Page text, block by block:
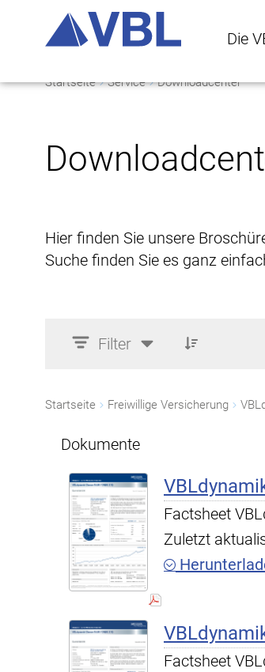
Die
Startseite Service Downloadcenter
Hier finden Sie unsere
Suche finden Sie es ganz
Filter
Startseite Freiwillige Versicherung
Dokumente
Factsheet
Zuletzt
Factsheet